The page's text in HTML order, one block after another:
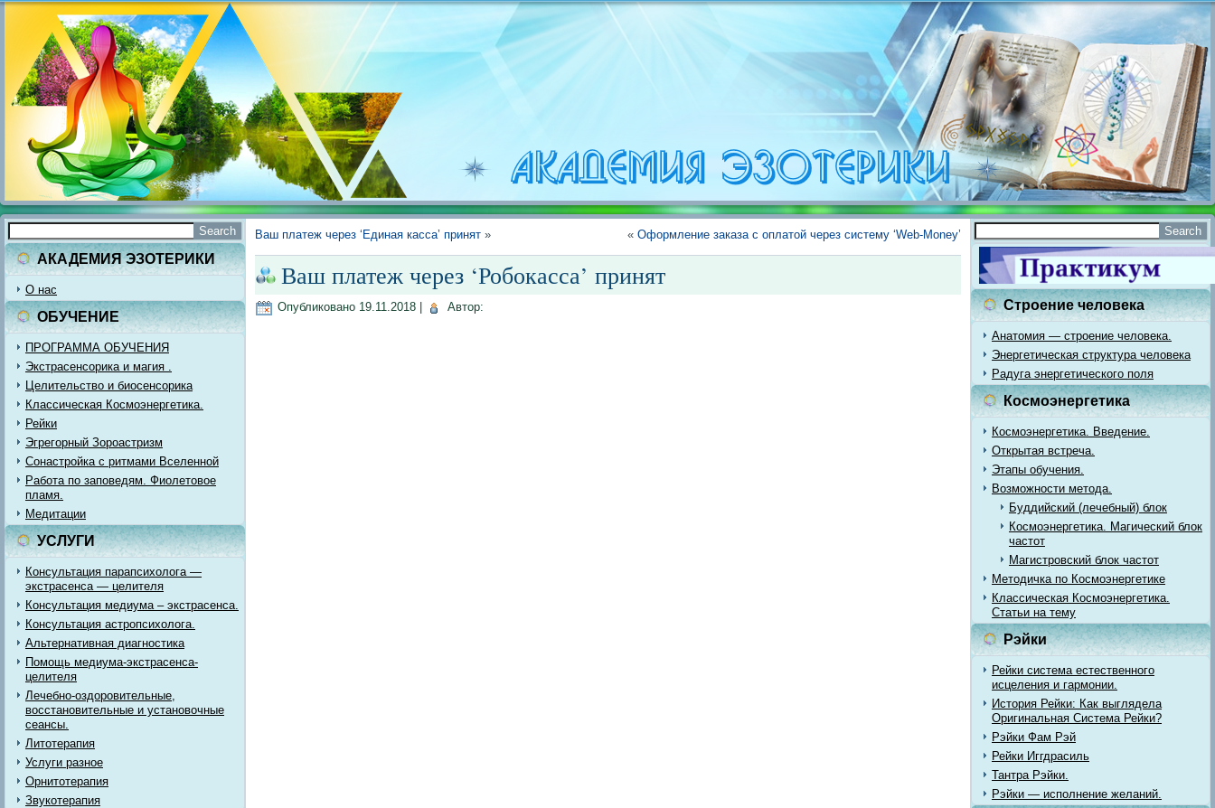
АКАДЕМИЯ ЭЗОТЕРИКИ
О нас
ОБУЧЕНИЕ
ПРОГРАММА ОБУЧЕНИЯ
Экстрасенсорика и магия .
Целительство и биосенсорика
Классическая Космоэнергетика.
Рейки
Эгрегорный Зороастризм
Сонастройка с ритмами Вселенной
Работа по заповедям. Фиолетовое
пламя.
Медитации
УСЛУГИ
Консультация парапсихолога —
экстрасенса — целителя
Консультация медиума – экстрасенса.
Консультация астропсихолога.
Альтернативная диагностика
Помощь медиума-экстрасенса-
целителя
Лечебно-оздоровительные,
восстановительные и установочные
сеансы.
Литотерапия
Услуги разное
Орнитотерапия
Звукотерапия
Ваш платеж через ‘Единая касса’ принят » « Оформление заказа с оплатой через систему ‘Web-Money’
Ваш платеж через ‘Робокасса’ принят
Опубликовано 19.11.2018 Автор: Строение человека
Анатомия — строение человека.
Энергетическая структура человека
Радуга энергетического поля
Космоэнергетика
Космоэнергетика. Введение.
Открытая встреча.
Этапы обучения.
Возможности метода.
Буддийский (лечебный) блок
Космоэнергетика. Магический блок
частот
Магистровский блок частот
Методичка по Космоэнергетике
Классическая Космоэнергетика.
Статьи на тему
Рэйки
Рейки система естественного
исцеления и гармонии.
История Рейки: Как выглядела
Оригинальная Система Рейки?
Рэйки Фам Рэй
Рейки Иггдрасиль
Тантра Рэйки.
Рэйки — исполнение желаний.